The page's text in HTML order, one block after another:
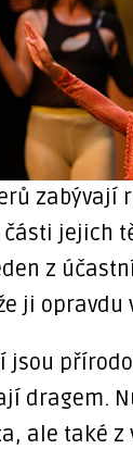
zabývají
jejich
z
ji opravdu
jsou
dragem.
ale také z